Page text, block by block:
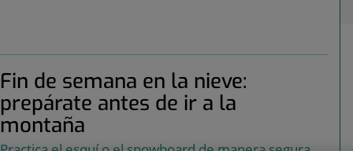
Fin de semana en la nieve:
prepárate antes de ir a la
montaña